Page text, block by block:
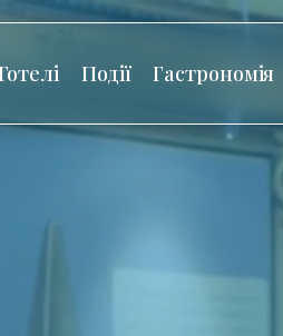
Події Гастрономія